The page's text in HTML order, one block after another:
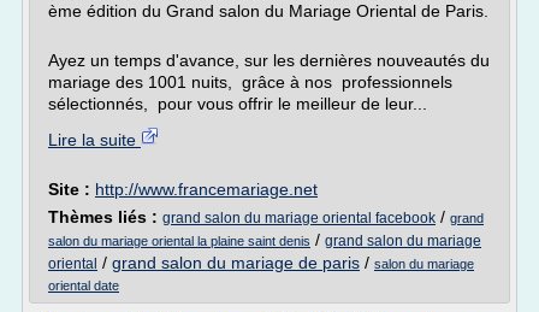
ème édition du Grand salon du Mariage Oriental de Paris.
Ayez un temps d'avance, sur les dernières nouveautés du
mariage des 1001 nuits, grâce à nos professionnels
sélectionnés, pour vous offrir le meilleur de leur...
Lire la suite
Site : http://www.francemariage.net
Thèmes liés : grand salon du mariage oriental facebook / grand
salon du mariage oriental la plaine saint denis / grand salon du mariage
oriental / grand salon du mariage de paris / salon du mariage
oriental date